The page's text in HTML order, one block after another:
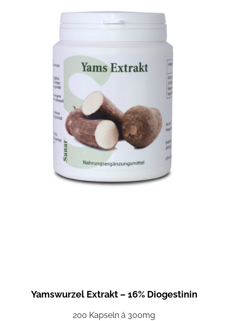
Yamswurzel Extrakt – 16% Diogestinin
200 Kapseln à 300mg